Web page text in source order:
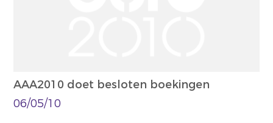
AAA2010 doet besloten boekingen
06/05/10